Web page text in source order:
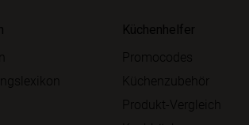
Küchenhelfer
Promocodes
Küchenzubehör
Produkt-Vergleich